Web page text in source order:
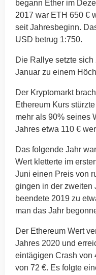
begann Ether im
2017 war ETH 650 €
seit Jahresbeginn.
USD betrug 1:750.
Die Rallye setzte sich
Januar zu einem
Der Kryptomarkt
Ethereum Kurs
mehr als 90% seines
Jahres etwa 110 €
Das folgende Jahr
Wert kletterte im
Juni einen Preis von
gingen in der zweiten
beendete 2019 zu
man das Jahr
Der Ethereum Wert
Jahres 2020 und
eintägigen Crash von
von 72 €. Es folgte